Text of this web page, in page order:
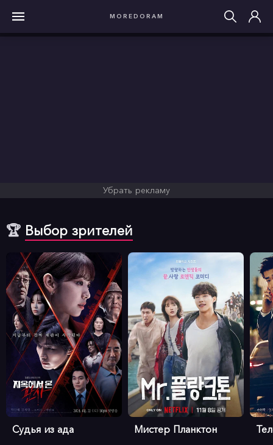
MOREDORAM
Убрать рекламу
🏆 Выбор зрителей
Судья из ада Мистер Планктон